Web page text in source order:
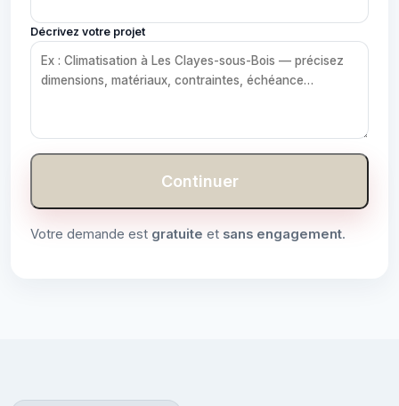
Décrivez votre projet
Continuer
Votre demande est gratuite et sans engagement.